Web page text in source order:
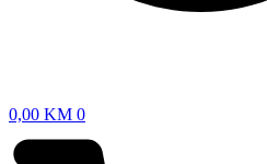
0,00 KM 0